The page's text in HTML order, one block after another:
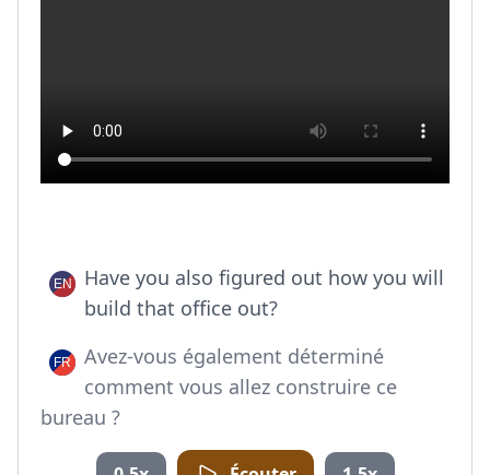
Have you also figured out how you will
build that office out?
Avez-vous également déterminé
comment vous allez construire ce
bureau ?